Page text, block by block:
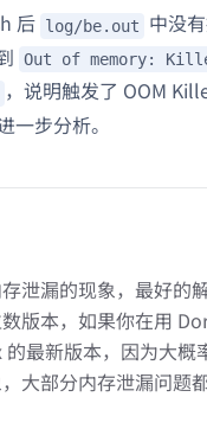
后 log/be.out 中没
Out of memory:
，说明触发了 OOM
一步分析。
泄漏的现象，最好的
版本，如果你在用
最新版本，因为大概
大部分内存泄漏问题